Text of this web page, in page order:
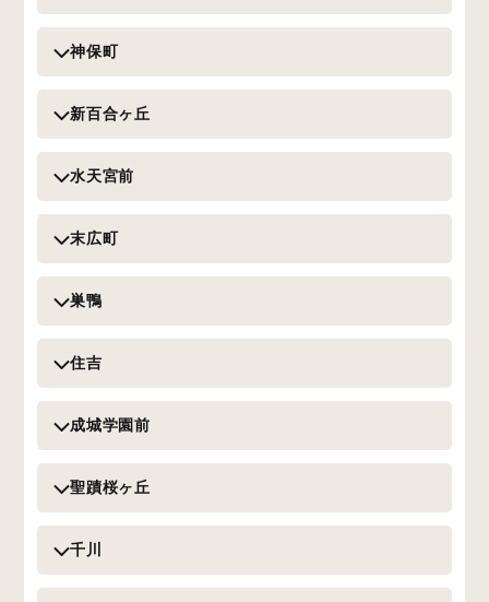
神保町
新百合ヶ丘
水天宮前
末広町
巣鴨
住吉
成城学園前
聖蹟桜ヶ丘
千川